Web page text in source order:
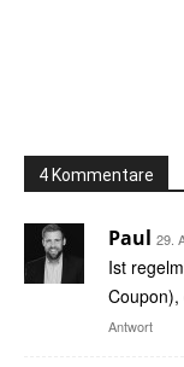
4 Kommentare
Paul 29.
Ist
Antwort